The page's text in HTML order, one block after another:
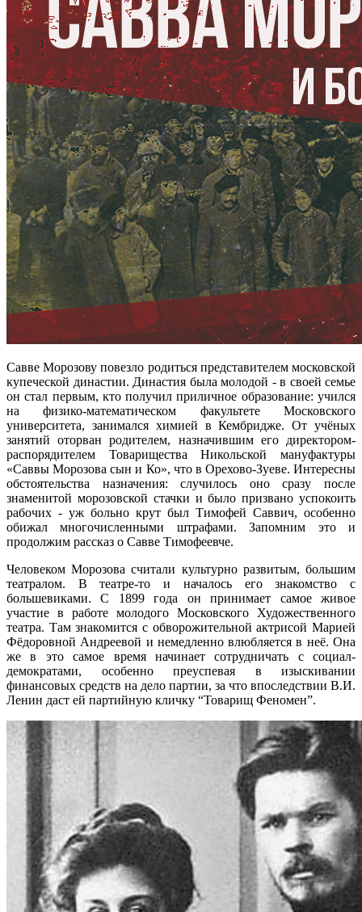
Савве Морозову повезло родиться представителем московской
купеческой династии. Династия была молодой - в своей семье
он стал первым, кто получил приличное образование: учился
на физико-математическом факультете Московского
университета, занимался химией в Кембридже. От учёных
занятий оторван родителем, назначившим его директором-
распорядителем Товарищества Никольской мануфактуры
«Саввы Морозова сын и Ко», что в Орехово-Зуеве. Интересны
обстоятельства назначения: случилось оно сразу после
знаменитой морозовской стачки и было призвано успокоить
рабочих - уж больно крут был Тимофей Саввич, особенно
обижал многочисленными штрафами. Запомним это и
продолжим рассказ о Савве Тимофеевче.
Человеком Морозова считали культурно развитым, большим
театралом. В театре-то и началось его знакомство с
большевиками. С 1899 года он принимает самое живое
участие в работе молодого Московского Художественного
театра. Там знакомится с обворожительной актрисой Марией
Фёдоровной Андреевой и немедленно влюбляется в неё. Она
же в это самое время начинает сотрудничать с социал-
демократами, особенно преуспевая в изыскивании
финансовых средств на дело партии, за что впоследствии В.И.
Ленин даст ей партийную кличку “Товарищ Феномен”.